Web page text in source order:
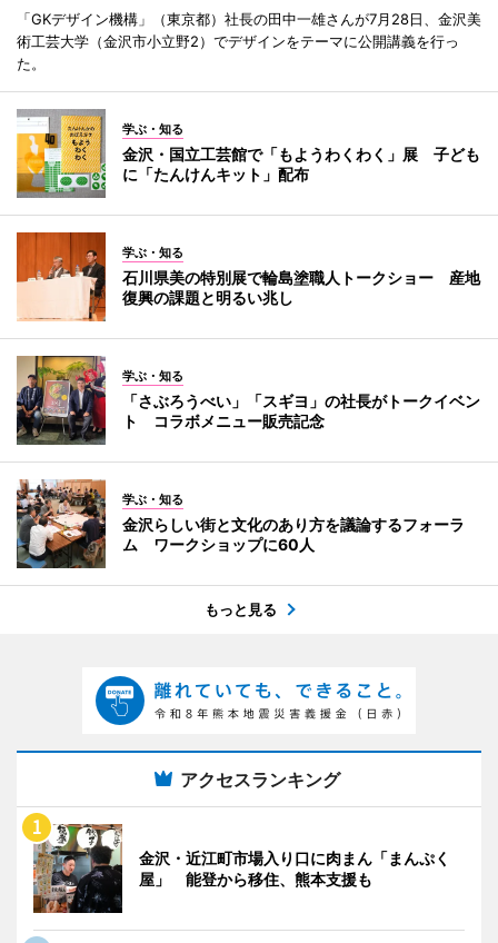
「GKデザイン機構」（東京都）社長の田中一雄さんが7月28日、金沢美
術工芸大学（金沢市小立野2）でデザインをテーマに公開講義を行っ
た。
学ぶ・知る
金沢・国立工芸館で「もようわくわく」展 子ども
に「たんけんキット」配布
学ぶ・知る
石川県美の特別展で輪島塗職人トークショー 産地
復興の課題と明るい兆し
学ぶ・知る
「さぶろうべい」「スギヨ」の社長がトークイベン
ト コラボメニュー販売記念
学ぶ・知る
金沢らしい街と文化のあり方を議論するフォーラ
ム ワークショップに60人
もっと見る
アクセスランキング
金沢・近江町市場入り口に肉まん「まんぷく
屋」 能登から移住、熊本支援も